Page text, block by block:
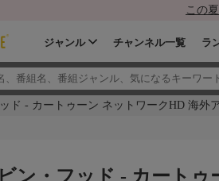
この
ジャンル チャンネル一覧 ラ
ド - カートゥーン ネットワークHD 海外
ン・フッド - カート